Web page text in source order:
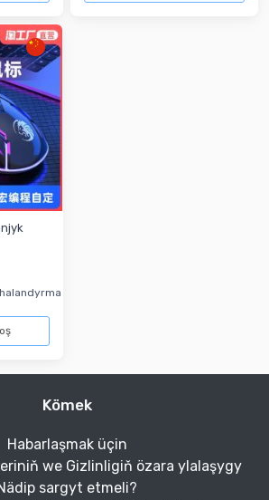
Kömek
Habarlaşmak üçin
we Gizlinligiň özara ylalaşygy
sargyt etmeli?